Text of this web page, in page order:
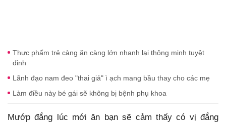
Thực phẩm trẻ càng ăn càng lớn nhanh lại thông minh tuyệt
đỉnh
Lãnh đạo nam đeo "thai giả" ì ạch mang bầu thay cho các mẹ
Làm điều này bé gái sẽ không bị bệnh phụ khoa
Mướp đắng lúc mới ăn bạn sẽ cảm thấy có vị đắng